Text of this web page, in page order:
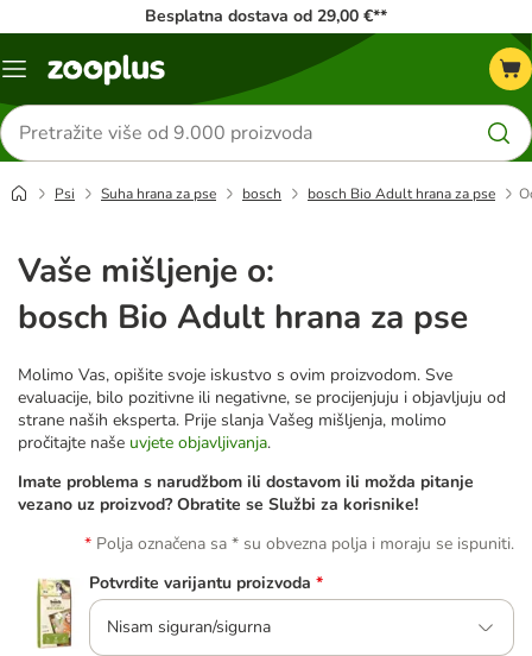
Besplatna dostava od 29,00 €**
Izbornik
Traži
proizvode
Psi Suha hrana za pse bosch bosch Bio Adult hrana za pse
Vaše mišljenje o:
bosch Bio Adult hrana za pse
Molimo Vas, opišite svoje iskustvo s ovim proizvodom. Sve
evaluacije, bilo pozitivne ili negativne, se procijenjuju i objavljuju od
strane naših eksperta. Prije slanja Vašeg mišljenja, molimo
pročitajte naše uvjete objavljivanja.
Imate problema s narudžbom ili dostavom ili možda pitanje
vezano uz proizvod? Obratite se Službi za korisnike!
Polja označena sa * su obvezna polja i moraju se ispuniti.
Potvrdite varijantu proizvoda *
Nisam siguran/sigurna